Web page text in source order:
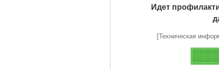
Идет
[Техническая